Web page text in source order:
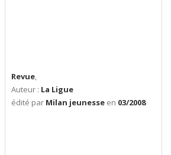
Revue,
Auteur : La Ligue
édité par Milan jeunesse en 03/2008